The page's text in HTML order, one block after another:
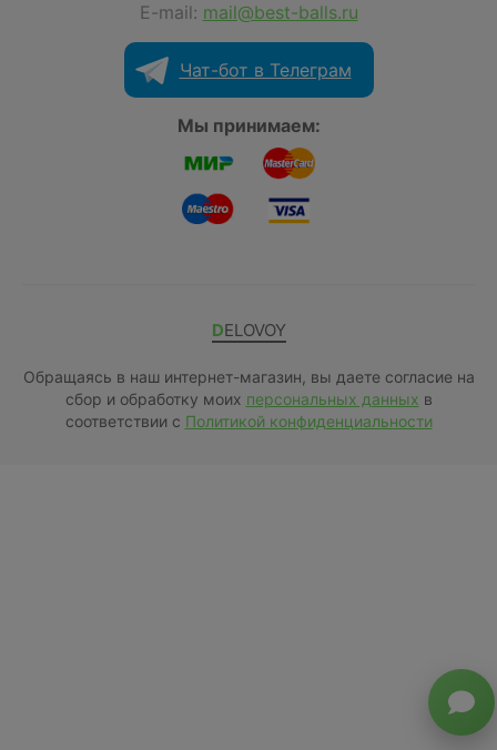
E-mail: mail@best-balls.ru
Чат-бот в Телеграм
Мы принимаем:
DELOVOY
Обращаясь в наш интернет-магазин, вы даете согласие на
сбор и обработку моих персональных данных в
соответствии с Политикой конфиденциальности